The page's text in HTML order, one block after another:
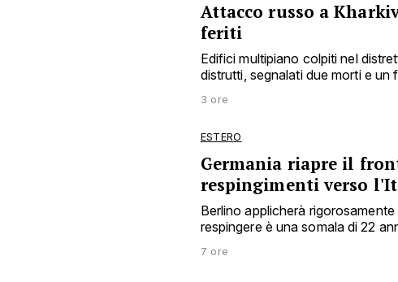
Attacco russo a
feriti
Edifici multipiano colpiti nel
distrutti, segnalati due morti e un
3 ore
ESTERO
Germania riapre il
respingimenti verso
Berlino applicherà
respingere è una somala di 22
7 ore